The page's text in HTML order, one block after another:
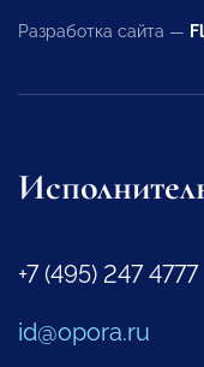
Разработка сайта —
+7 (495) 247 4777
id@opora.ru